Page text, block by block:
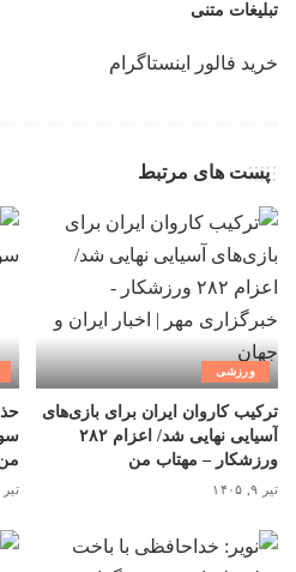
تبلیغات متنی
خرید فالور اینستاگرام
پست های مرتبط
ورزشی
ترکیب کاروان ایران برای بازی‌های
آسیایی نهایی شد/ اعزام ۲۸۲
ورزشکار – مهتاب من
تیر ۹, ۱۴۰۵ تیر ۹, ۱۴۰۵